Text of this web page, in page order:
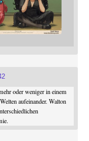
oder weniger in einem
aufeinander. Walton